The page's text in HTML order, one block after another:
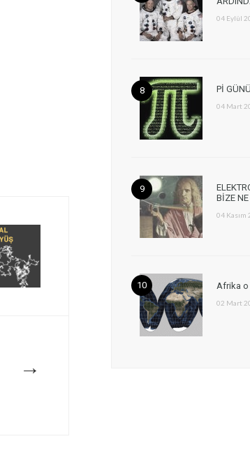
→
04 Eylül
Pİ
04 Mart
BİZE
04 Kasım
Afrika o
02 Mart